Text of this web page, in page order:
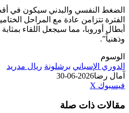
الضغط النفسي والبدني سيكون في
الفترة تتزامن عادة مع المراحل
أبطال أوروبا، مما سيجعل اللقاء
وذهنياً”.
الوسوم
الدوري الإسباني برشلونة ريال مدريد
آمال رضا2026-06-30
فيسبوك ‫X
البريد
مقالات ذات صلة